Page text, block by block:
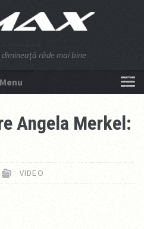
dimineaţă râde mai bine
Menu
Angela Merkel:
VIDEO